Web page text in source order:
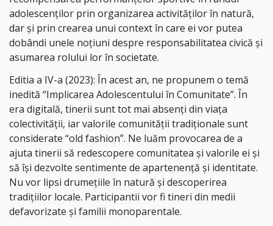
adolescenților prin organizarea activităților în natură,
dar și prin crearea unui context în care ei vor putea
dobândi unele noțiuni despre responsabilitatea civică și
asumarea rolului lor în societate.
Editia a IV-a (2023): În acest an, ne propunem o temă
inedită “Implicarea Adolescentului în Comunitate”. În
era digitală, tinerii sunt tot mai absenți din viața
colectivității, iar valorile comunității tradiționale sunt
considerate “old fashion”. Ne luăm provocarea de a
ajuta tinerii să redescopere comunitatea și valorile ei și
să își dezvolte sentimente de apartenență și identitate.
Nu vor lipsi drumețiile în natură și descoperirea
tradițiilor locale. Participantii vor fi tineri din medii
defavorizate și familii monoparentale.